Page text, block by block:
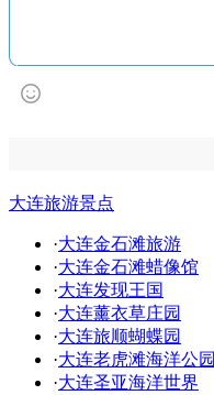
大连旅游景点
·大连金石滩旅游
·大连金石滩蜡像馆
·大连发现王国
·大连薰衣草庄园
·大连旅顺蝴蝶园
·大连老虎滩海洋公园
·大连圣亚海洋世界